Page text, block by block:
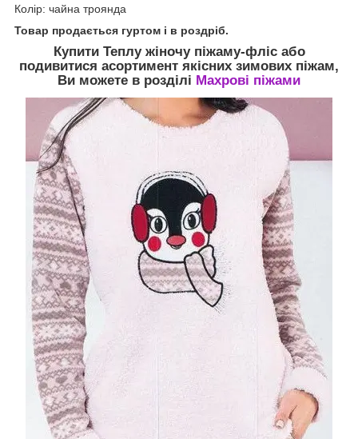
Колір: чайна троянда
Товар продається гуртом і в роздріб.
Купити Теплу жіночу піжаму-фліс або
подивитися асортимент якісних зимових піжам,
Ви можете в розділі Махрові піжами